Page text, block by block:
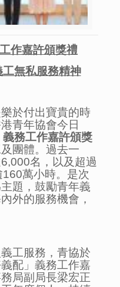
作嘉許頒獎禮
無私服務精神
於付出寶貴的時
青年協會今日
義務工作嘉許頒獎
團體。過去一
名，以及超過
萬小時。是次
題，鼓勵青年義
外的服務機會，
工服務，青協於
配」義務工作嘉
局副局長梁宏正